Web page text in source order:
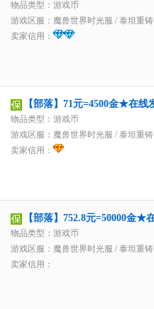
物品类型：游戏币
游戏区服： 魔兽世界时光服 / 泰坦重铸
卖家信用：
【部落】71元=4500金★在
物品类型：游戏币
游戏区服： 魔兽世界时光服 / 泰坦重铸
卖家信用：
【部落】752.8元=50000金
物品类型：游戏币
游戏区服： 魔兽世界时光服 / 泰坦重铸
卖家信用：